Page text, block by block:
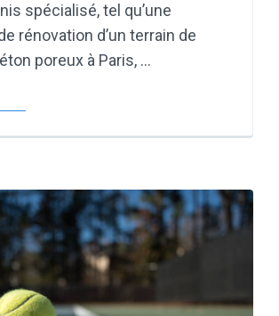
spécialisé, tel qu’une
rénovation d’un terrain de
poreux à Paris, …